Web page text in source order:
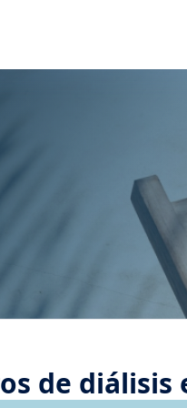
de diálisis